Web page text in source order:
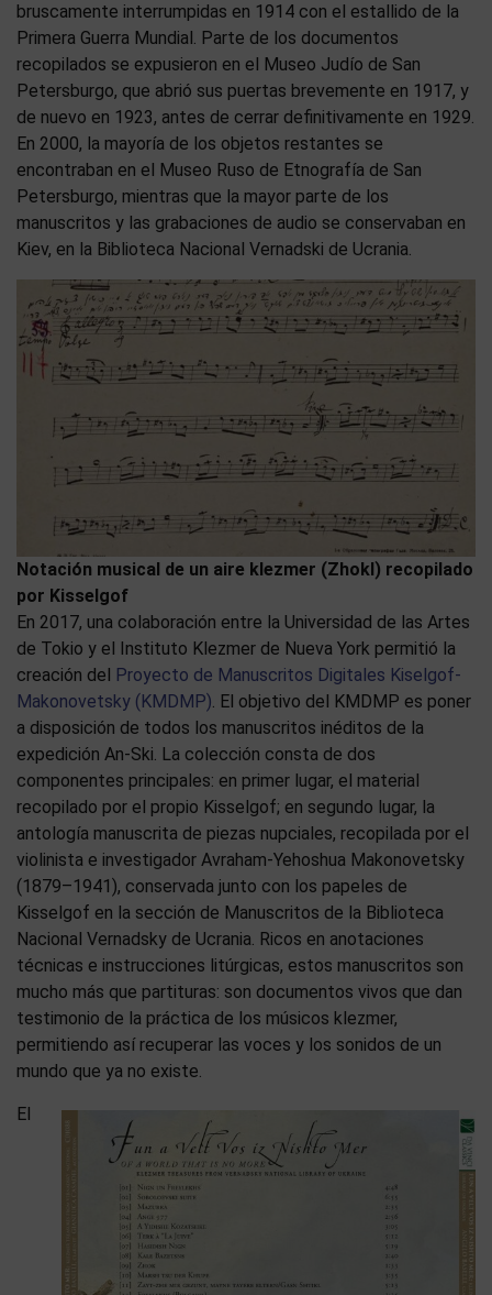
bruscamente interrumpidas en 1914 con el estallido de la
Primera Guerra Mundial. Parte de los documentos
recopilados se expusieron en el Museo Judío de San
Petersburgo, que abrió sus puertas brevemente en 1917, y
de nuevo en 1923, antes de cerrar definitivamente en 1929.
En 2000, la mayoría de los objetos restantes se
encontraban en el Museo Ruso de Etnografía de San
Petersburgo, mientras que la mayor parte de los
manuscritos y las grabaciones de audio se conservaban en
Kiev, en la Biblioteca Nacional Vernadski de Ucrania.
Notación musical de un aire klezmer (Zhokl) recopilado
por Kisselgof
En 2017, una colaboración entre la Universidad de las Artes
de Tokio y el Instituto Klezmer de Nueva York permitió la
creación del
Proyecto de Manuscritos Digitales Kiselgof-
Makonovetsky (KMDMP). El objetivo del KMDMP es poner
a disposición de todos los manuscritos inéditos de la
expedición An-Ski. La colección consta de dos
componentes principales: en primer lugar, el material
recopilado por el propio Kisselgof; en segundo lugar, la
antología manuscrita de piezas nupciales, recopilada por el
violinista e investigador Avraham-Yehoshua Makonovetsky
(1879–1941), conservada junto con los papeles de
Kisselgof en la sección de Manuscritos de la Biblioteca
Nacional Vernadsky de Ucrania. Ricos en anotaciones
técnicas e instrucciones litúrgicas, estos manuscritos son
mucho más que partituras: son documentos vivos que dan
testimonio de la práctica de los músicos klezmer,
permitiendo así recuperar las voces y los sonidos de un
mundo que ya no existe.
El